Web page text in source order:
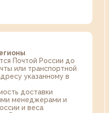
Почтой России до
или транспортной
указанному в
доставки
менеджерами и
и веса